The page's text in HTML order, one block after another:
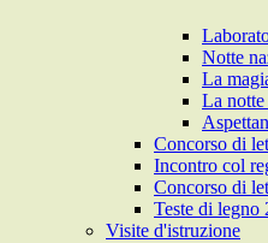
Notte
La
La notte
Concorso di
Incontro col
Concorso di
Teste di legno
Visite d'istruzione